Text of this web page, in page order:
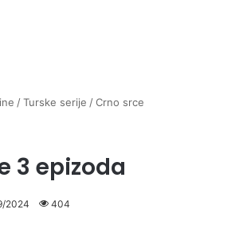
/Turske serije /Crno srce
3 epizoda
2024 404